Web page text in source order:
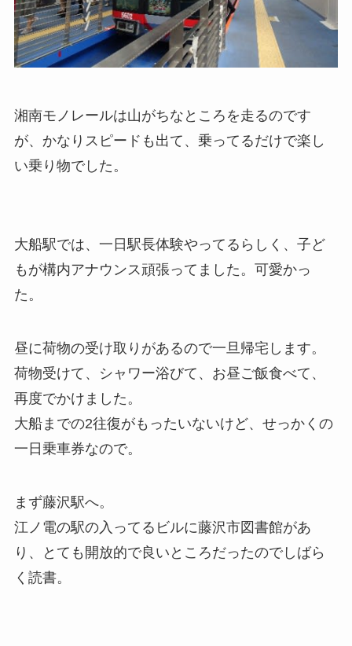
湘南モノレールは山がちなところを走るのです
が、かなりスピードも出て、乗ってるだけで楽し
い乗り物でした。
大船駅では、一日駅長体験やってるらしく、子ど
もが構内アナウンス頑張ってました。可愛かっ
た。
昼に荷物の受け取りがあるので一旦帰宅します。
荷物受けて、シャワー浴びて、お昼ご飯食べて、
再度でかけました。
大船までの2往復がもったいないけど、せっかくの
一日乗車券なので。
まず藤沢駅へ。
江ノ電の駅の入ってるビルに藤沢市図書館があ
り、とても開放的で良いところだったのでしばら
く読書。